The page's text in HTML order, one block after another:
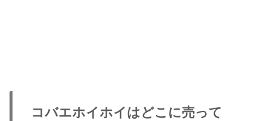
コバエホイホイはどこに売って